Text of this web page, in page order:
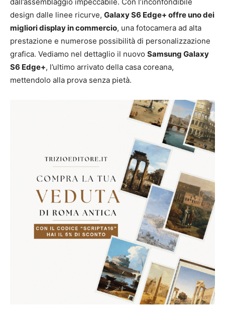
design dalle linee ricurve, Galaxy S6 Edge+ offre uno dei
migliori display in commercio, una fotocamera ad alta
prestazione e numerose possibilità di personalizzazione
grafica. Vediamo nel dettaglio il nuovo Samsung Galaxy
S6 Edge+, l’ultimo arrivato della casa coreana,
mettendolo alla prova senza pietà.